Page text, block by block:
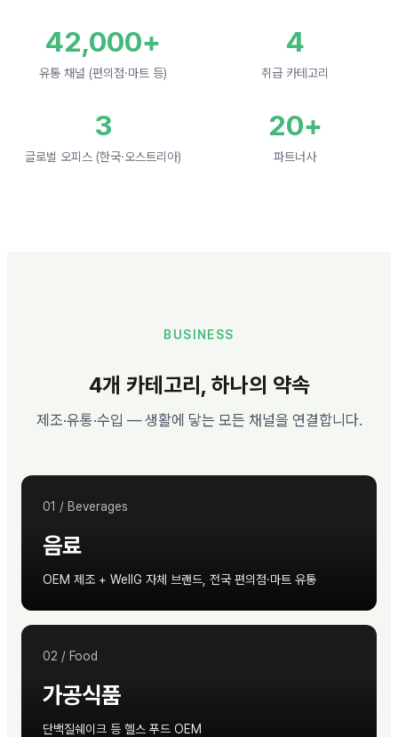
42,000+
유통 채널 (편의점·마트 등)
4
취급 카테고리
3
글로벌 오피스 (한국·오스트리아)
20+
파트너사
BUSINESS
4개 카테고리, 하나의 약속
제조·유통·수입 — 생활에 닿는 모든 채널을 연결합니다.
01 / Beverages
음료
OEM 제조 + WellG 자체 브랜드, 전국 편의점·마트 유통
02 / Food
가공식품
단백질쉐이크 등 헬스 푸드 OEM